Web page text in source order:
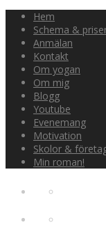
Hem
Schema &
Anmälan
Kontakt
Om yogan
Om mig
Blogg
Youtube
Evenemang
Motivation
Skolor &
Min roman!